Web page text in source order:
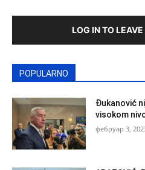
LOG IN TO
POPULARNO
Đukanović
visokom
фебруар 3,